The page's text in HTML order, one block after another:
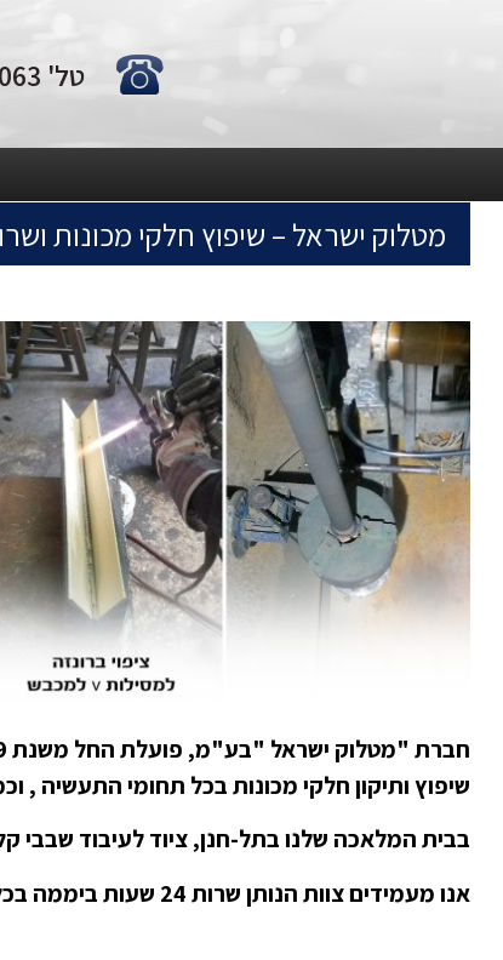
טל' 0722-796-063
מטלוק ישראל – שיפוץ חלקי מכונות
שיפוץ ותיקון חלקי מכונות בכל תחומי התעשיה ,
בבית המלאכה שלנו בתל-חנן, ציוד לעיבוד שבבי קל
אנו מעמידים צוות הנותן שרות 24 שעות ביממה בכל ימות השנה בתחומים הדורשים פעולות דחופות, במפעל הלקוח.